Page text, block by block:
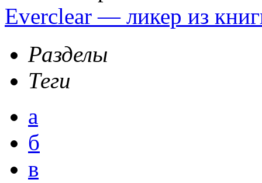
Everclear — ликер из
Разделы
Теги
а
б
в